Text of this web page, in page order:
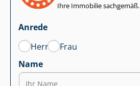
Ihre Immobilie sachgemäß.
Anrede
Herr
Frau
Name